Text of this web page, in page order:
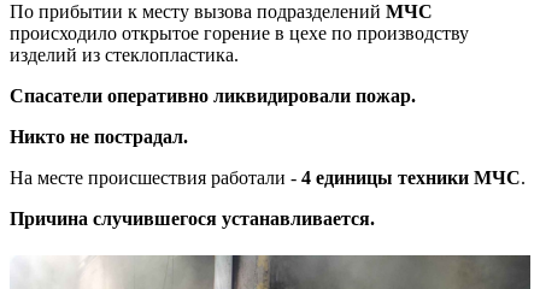
По прибытии к месту вызова подразделений МЧС
происходило открытое горение в цехе по производству
изделий из стеклопластика.
Спасатели оперативно ликвидировали пожар.
Никто не пострадал.
На месте происшествия работали - 4 единицы техники МЧС.
Причина случившегося устанавливается.